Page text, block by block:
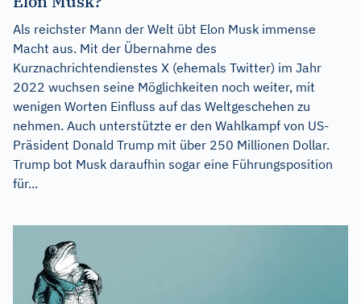
Als reichster Mann der Welt übt Elon Musk immense
Macht aus. Mit der Übernahme des
Kurznachrichtendienstes X (ehemals Twitter) im Jahr
2022 wuchsen seine Möglichkeiten noch weiter, mit
wenigen Worten Einfluss auf das Weltgeschehen zu
nehmen. Auch unterstützte er den Wahlkampf von US-
Präsident Donald Trump mit über 250 Millionen Dollar.
Trump bot Musk daraufhin sogar eine Führungsposition
für...